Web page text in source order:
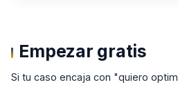
Empezar gratis
Si tu caso encaja con "quiero